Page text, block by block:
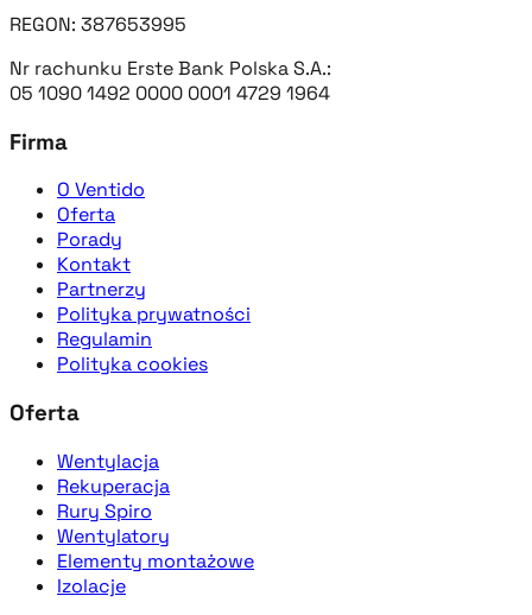
REGON: 387653995
Nr rachunku Erste Bank Polska S.A.:
05 1090 1492 0000 0001 4729 1964
Firma
O Ventido
Oferta
Porady
Kontakt
Partnerzy
Polityka prywatności
Regulamin
Polityka cookies
Oferta
Wentylacja
Rekuperacja
Rury Spiro
Wentylatory
Elementy montażowe
Izolacje